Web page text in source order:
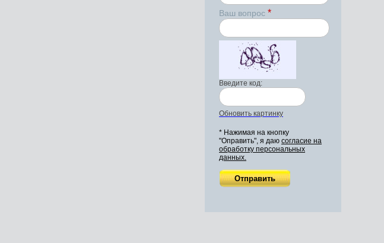
Ваш вопрос *
Введите код:
Обновить картинку
* Нажимая на кнопку
"Оправить", я даю согласие на
обработку персональных
данных.